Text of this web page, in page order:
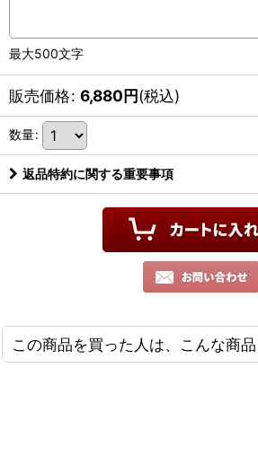
最大500文字
販売価格: 6,880円(税込)
数量:
返品特約に関する重要事項
この商品を買った人は、こんな商